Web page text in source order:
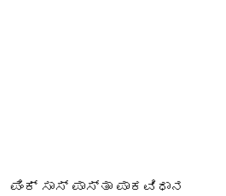
ಪಿಂಕ್ ಸಾಸ್ ಪಾಸ್ತಾ ಪಾಕವಿಧಾನ